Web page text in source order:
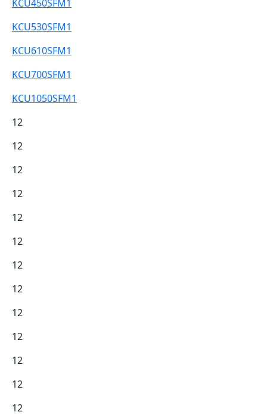
KCU450SFM1
KCU530SFM1
KCU610SFM1
KCU700SFM1
KCU1050SFM1
12
12
12
12
12
12
12
12
12
12
12
12
12